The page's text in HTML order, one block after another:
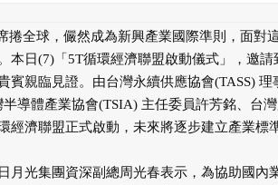
捲全球，儼然成為新興產業國際準則，面對
本日(7)「5T循環經濟聯盟啟動儀式」，邀
賓親臨見證。由台灣永續供應協會(TASS)
導體產業協會(TSIA) 主任委員許芳銘、台
經濟聯盟正式啟動，未來將逐步建立產業標
月光集團資深副總周光春表示，為協助國